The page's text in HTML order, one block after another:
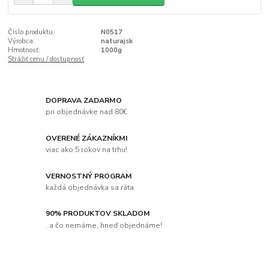
Číslo produktu:
N0517
Výrobca:
naturajsk
Hmotnosť:
1000g
Strážiť cenu / dostupnosť
DOPRAVA ZADARMO
pri objednávke nad 80€
OVERENÉ ZÁKAZNÍKMI
viac ako 5 rokov na trhu!
VERNOSTNÝ PROGRAM
každá objednávka sa ráta
90% PRODUKTOV SKLADOM
..a čo nemáme, hneď objednáme!